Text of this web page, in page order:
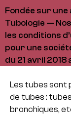
Fondée sur
Tubologie —
les conditions
pour une
du 21 avril
Les tubes sont
de tubes :
bronchiques,